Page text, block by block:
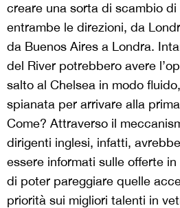
creare una sorta di scambio
entrambe le direzioni, da
da Buenos Aires a Londra.
del River potrebbero avere
salto al Chelsea in modo
spianata per arrivare alla
Come? Attraverso il
dirigenti inglesi, infatti,
essere informati sulle offerte
di poter pareggiare quelle
priorità sui migliori talenti in